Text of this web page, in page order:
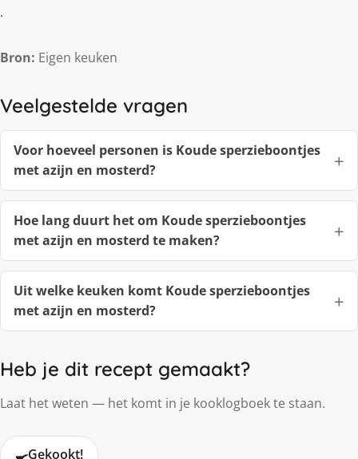
.
Bron: Eigen keuken
Veelgestelde vragen
Voor hoeveel personen is Koude sperzieboontjes
met azijn en mosterd?
Hoe lang duurt het om Koude sperzieboontjes
met azijn en mosterd te maken?
Uit welke keuken komt Koude sperzieboontjes
met azijn en mosterd?
Heb je dit recept gemaakt?
Laat het weten — het komt in je kooklogboek te staan.
🍳Gekookt!